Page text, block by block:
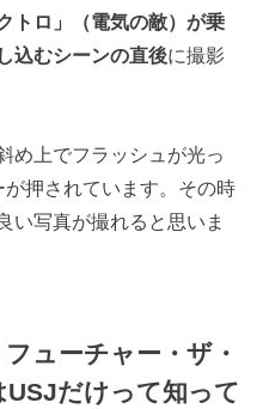
トロ」（電気の敵）が乗
込むシーンの直後に撮影
め上でフラッシュが光っ
押されています。その時
い写真が撮れると思いま
ューチャー・ザ・
だけって知って